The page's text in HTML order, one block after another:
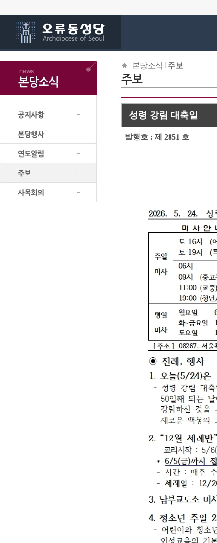
본당소식 주보
성령 강림 대축일
발행호 : 제 2851 호